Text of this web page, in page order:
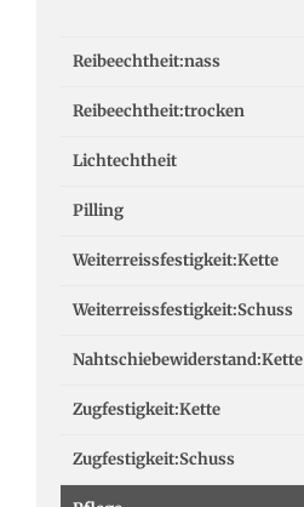
Reibeechtheit:nass
Reibeechtheit:trocken
Lichtechtheit
Pilling
Weiterreissfestigkeit:Kette
Weiterreissfestigkeit:Schuss
Nahtschiebewiderstand:Kette
Zugfestigkeit:Kette
Zugfestigkeit:Schuss